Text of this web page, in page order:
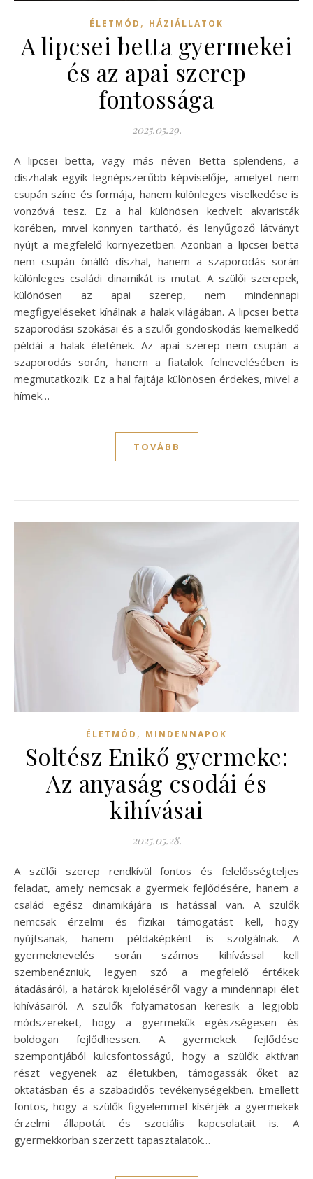
ÉLETMÓD , HÁZIÁLLATOK
A lipcsei betta gyermekei
és az apai szerep
fontossága
2025.05.29.
A lipcsei betta, vagy más néven Betta splendens, a
díszhalak egyik legnépszerűbb képviselője, amelyet nem
csupán színe és formája, hanem különleges viselkedése is
vonzóvá tesz. Ez a hal különösen kedvelt akvaristák
körében, mivel könnyen tartható, és lenyűgöző látványt
nyújt a megfelelő környezetben. Azonban a lipcsei betta
nem csupán önálló díszhal, hanem a szaporodás során
különleges családi dinamikát is mutat. A szülői szerepek,
különösen az apai szerep, nem mindennapi
megfigyeléseket kínálnak a halak világában. A lipcsei betta
szaporodási szokásai és a szülői gondoskodás kiemelkedő
példái a halak életének. Az apai szerep nem csupán a
szaporodás során, hanem a fiatalok felnevelésében is
megmutatkozik. Ez a hal fajtája különösen érdekes, mivel a
hímek…
TOVÁBB
ÉLETMÓD , MINDENNAPOK
Soltész Enikő gyermeke:
Az anyaság csodái és
kihívásai
2025.05.28.
A szülői szerep rendkívül fontos és felelősségteljes
feladat, amely nemcsak a gyermek fejlődésére, hanem a
család egész dinamikájára is hatással van. A szülők
nemcsak érzelmi és fizikai támogatást kell, hogy
nyújtsanak, hanem példaképként is szolgálnak. A
gyermeknevelés során számos kihívással kell
szembenézniük, legyen szó a megfelelő értékek
átadásáról, a határok kijelöléséről vagy a mindennapi élet
kihívásairól. A szülők folyamatosan keresik a legjobb
módszereket, hogy a gyermekük egészségesen és
boldogan fejlődhessen. A gyermekek fejlődése
szempontjából kulcsfontosságú, hogy a szülők aktívan
részt vegyenek az életükben, támogassák őket az
oktatásban és a szabadidős tevékenységekben. Emellett
fontos, hogy a szülők figyelemmel kísérjék a gyermekek
érzelmi állapotát és szociális kapcsolatait is. A
gyermekkorban szerzett tapasztalatok…